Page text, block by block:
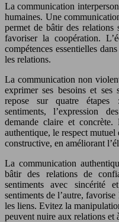
La communication
humaines. Une
permet de bâtir des
favoriser la coopération.
compétences essentielles
les relations.
La communication non
exprimer ses besoins et ses
repose sur quatre étapes
sentiments, l’expression
demande claire et
authentique, le respect
constructive, en améliorant
La communication
bâtir des relations de
sentiments avec sincérité
sentiments de l’autre,
les liens. Evitez la
peuvent nuire aux relations et